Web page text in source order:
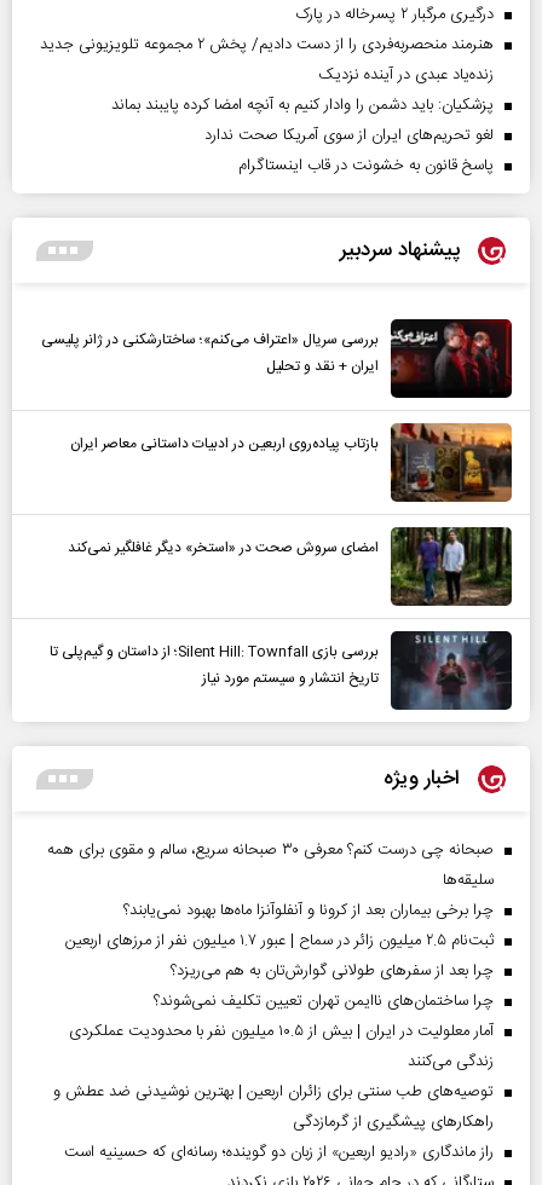
درگیری مرگبار ۲ پسرخاله در پارک
هنرمند منحصر‌به‌فردی را از دست دادیم/ پخش ۲ مجموعه تلویزیونی جدید
زنده‌یاد عبدی در آینده نزدیک
پزشکیان: باید دشمن را وادار کنیم به آنچه امضا کرده پایبند بماند
لغو تحریم‌های ایران از سوی آمریکا صحت ندارد
پاسخ قانون به خشونت در قاب اینستاگرام
پیشنهاد سردبیر
بررسی سریال «اعتراف می‌کنم»؛ ساختارشکنی در ژانر پلیسی
ایران + نقد و تحلیل
بازتاب پیاده‌روی اربعین در ادبیات داستانی معاصر ایران
امضای سروش صحت در «استخر» دیگر غافلگیر نمی‌کند
بررسی بازی Silent Hill: Townfall؛ از داستان و گیم‌پلی تا
تاریخ انتشار و سیستم مورد نیاز
اخبار ویژه
صبحانه چی درست کنم؟ معرفی ۳۰ صبحانه سریع، سالم و مقوی برای همه
سلیقه‌ها
چرا برخی بیماران بعد از کرونا و آنفلوآنزا ماه‌ها بهبود نمی‌یابند؟
ثبت‌نام ۲.۵ میلیون زائر در سماح | عبور ۱.۷ میلیون نفر از مرز‌های اربعین
چرا بعد از سفرهای طولانی گوارش‌تان به هم می‌ریزد؟
چرا ساختمان‌های ناایمن تهران تعیین تکلیف نمی‌شوند؟
آمار معلولیت در ایران | بیش از ۱۰.۵ میلیون نفر با محدودیت عملکردی
زندگی می‌کنند
توصیه‌های طب سنتی برای زائران اربعین | بهترین نوشیدنی ضد عطش و
راهکارهای پیشگیری از گرمازدگی
راز ماندگاری «رادیو اربعین» از زبان دو گوینده؛ رسانه‌ای که حسینیه است